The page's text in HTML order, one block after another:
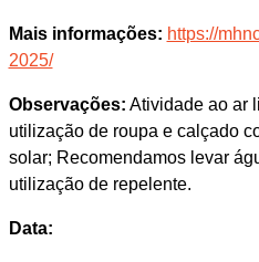
Mais informações: https://
2025/
Observações: Atividade ao ar
utilização de roupa e calçado
solar; Recomendamos levar
utilização de repelente.
Data: